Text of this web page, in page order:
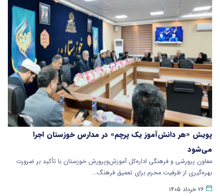
پویش «هر دانش‌آموز یک پرچم» در مدارس خوزستان اجرا
می‌شود
معاون پرورشی و فرهنگی اداره‌کل آموزش‌وپرورش خوزستان با تأکید بر ضرورت
بهره‌گیری از ظرفیت محرم برای تعمیق فرهنگ…
۲۶ خرداد ۱۴۰۵